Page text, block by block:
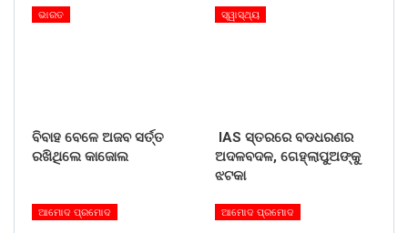
ଭାରତ
ବିବାହ ବେଳେ ଅଜବ ସର୍ତ୍ତ
ରଖିଥିଲେ କାଜୋଲ
ସ୍ୱାସ୍ଥ୍ୟ
IAS ସ୍ତରରେ ବଡଧରଣର
ଅଦଳବଦଳ, ଗେହ୍ଲାପୁଅଙ୍କୁ
ଝଟକା
ଆମୋଦ ପ୍ରମୋଦ ଆମୋଦ ପ୍ରମୋଦ